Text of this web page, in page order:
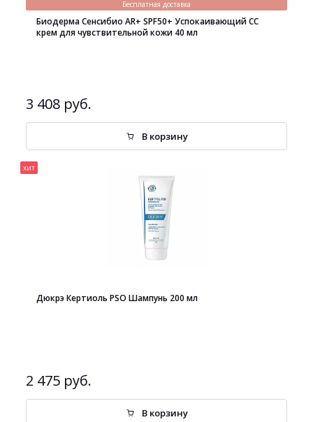
Бесплатная доставка
Биодерма Сенсибио AR+ SPF50+ Успокаивающий СС
крем для чувствительной кожи 40 мл
3 408 руб.
В корзину
хит
Дюкрэ Кертиоль PSO Шампунь 200 мл
2 475 руб.
В корзину